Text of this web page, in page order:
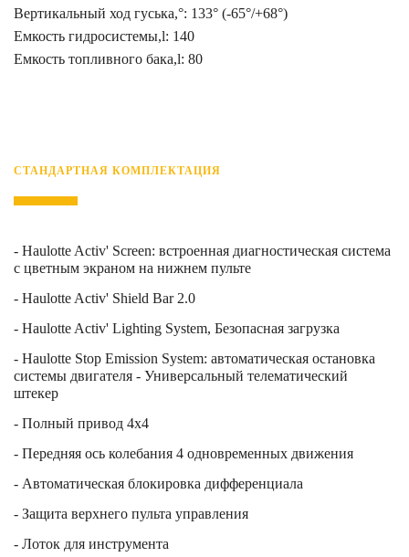
Вертикальный ход гуська,°: 133° (-65°/+68°)
Емкость гидросистемы,l: 140
Емкость топливного бака,l: 80
СТАНДАРТНАЯ КОМПЛЕКТАЦИЯ
- Haulotte Activ' Screen: встроенная диагностическая система
с цветным экраном на нижнем пульте
- Haulotte Activ' Shield Bar 2.0
- Haulotte Activ' Lighting System, Безопасная загрузка
- Haulotte Stop Emission System: автоматическая остановка
системы двигателя - Универсальный телематический
штекер
- Полный привод 4х4
- Передняя ось колебания 4 одновременных движения
- Автоматическая блокировка дифференциала
- Защита верхнего пульта управления
- Лоток для инструмента